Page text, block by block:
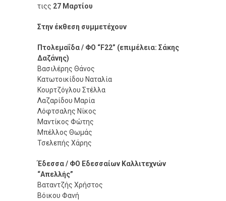
τιςς 27 Μαρτίου
Στην έκθεση συμμετέχουν
Πτολεμαΐδα / ΦΟ “F22” (επιμέλεια: Σάκης
Δαζάνης)
Βασιλέρης Θάνος
Κατωτοικίδου Ναταλία
Κουρτζόγλου Στέλλα
Λαζαρίδου Μαρία
Λόφτσαλης Νίκος
Μαντίκος Φώτης
Μπέλλος Θωμάς
Τσελεπής Χάρης
Έδεσσα / ΦΟ Εδεσσαίων Καλλιτεχνών
“Απελλής”
Βαταντζής Χρήστος
Βόικου Φανή